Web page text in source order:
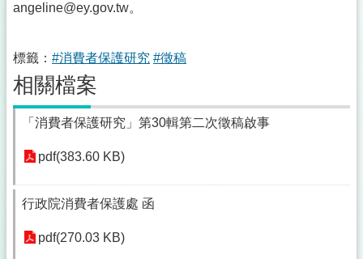
angeline@ey.gov.tw。
標籤： #消費者保護研究 #徵稿
相關檔案
「消費者保護研究」第30輯第二次徵稿啟事
pdf(383.60 KB)
行政院消費者保護處 函
pdf(270.03 KB)